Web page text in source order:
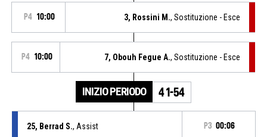
P4 10:00 3, Rossini M., Sostituzione - Esce
P4 10:00 7, Obouh Fegue A., Sostituzione - Esce
INIZIO PERIODO 41-54
25, Berrad S., Assist P3 00:06